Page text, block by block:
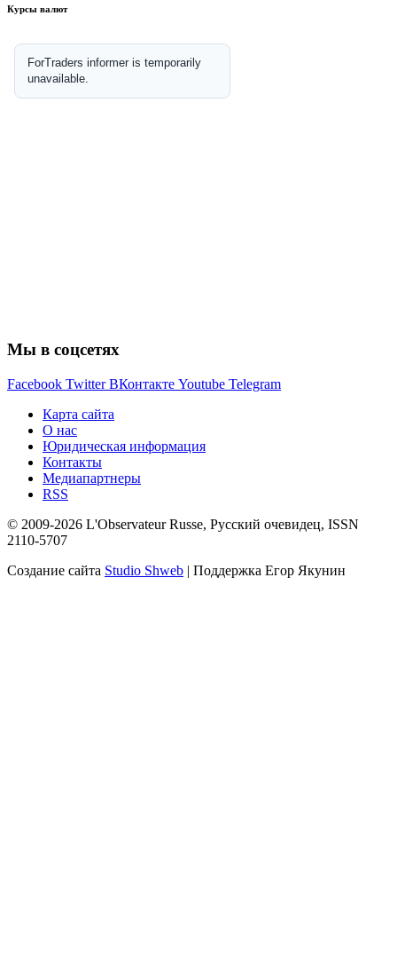
Курсы валют
Мы в соцсетях
Facebook Twitter ВКонтакте Youtube Telegram
Карта сайта
О нас
Юридическая информация
Контакты
Медиапартнеры
RSS
© 2009-2026 L'Observateur Russe, Русский очевидец, ISSN
2110-5707
Создание сайта Studio Shweb | Поддержка Егор Якунин